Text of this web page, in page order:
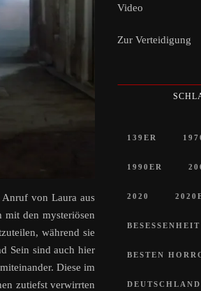
Anruf von Laura aus
den mysteriösen
während sie
Sein sind auch hier
Diese im
zutiefst verwirrten
Video
Zur Verteidigung
139ER
1990ER
2020
BESESSENHEIT
BESTEN
DEUTSCHLAND